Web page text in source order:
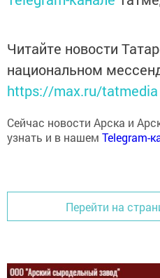
Читайте новости
национальном
https://max.ru/tatmedia
узнать и в нашемTelegram-
Перейти на